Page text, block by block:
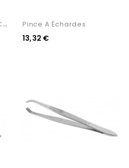
P
Ince À Épiler Droite 9,5 Cm Pince A Échardes
13,32 €